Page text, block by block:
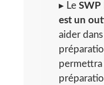
▸ LeSWP
est un
aider
permettra